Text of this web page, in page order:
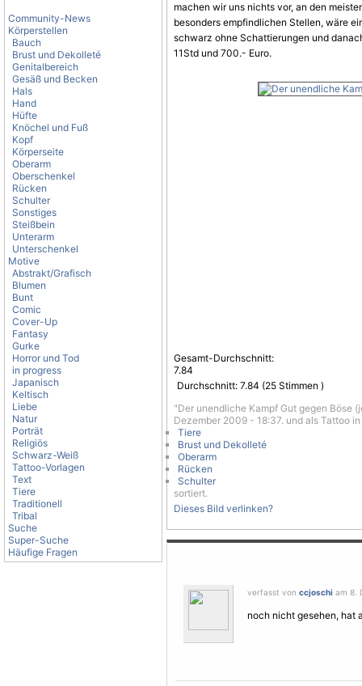
Community-News
Körperstellen
Bauch
Brust und Dekolleté
Genitalbereich
Gesäß und Becken
Hals
Hand
Hüfte
Knöchel und Fuß
Kopf
Körperseite
Oberarm
Oberschenkel
Rücken
Schulter
Sonstiges
Steißbein
Unterarm
Unterschenkel
Motive
Abstrakt/Grafisch
Blumen
Bunt
Comic
Cover-Up
Fantasy
Gurke
Horror und Tod
in progress
Japanisch
Keltisch
Liebe
Natur
Porträt
Religiös
Schwarz-Weiß
Tattoo-Vorlagen
Text
Tiere
Traditionell
Tribal
Suche
Super-Suche
Häufige Fragen
machen wir uns nichts vor, an den
besonders empfindlichen Stellen, wäre
schwarz ohne Schattierungen und
11Std und 700.- Euro.
Gesamt-Durchschnitt:
7.84
Durchschnitt: 7.84 (25 Stimmen )
"Der unendliche Kampf Gut gegen Böse
Dezember 2009 - 18:37. und als Tattoo
Tiere
Brust und Dekolleté
Oberarm
Rücken
Schulter
sortiert.
Dieses Bild verlinken?
verfasst von ccjoschi am 8.
noch nicht gesehen, hat